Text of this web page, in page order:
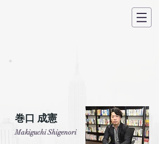
​巻口 成憲
Makiguchi Shigenori